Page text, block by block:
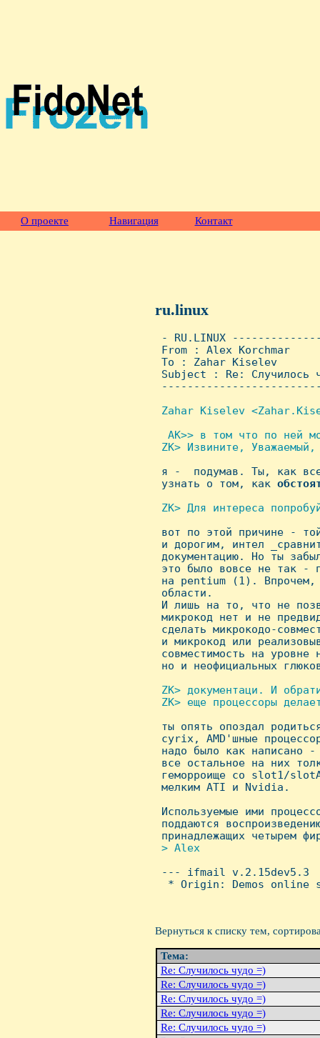
О проекте Навигация Контакт
ru.linux
- RU.LINUX
From : Alex Korchmar
To : Zahar Kiselev
Subject : Re: Случилось
Zahar Kiselev
AK>> в том что по ней
ZK> Извините,
я -  подумав. Ты, как
узнать о том, как
ZK> Для интереса
вот по этой причине -
и дорогим, интел
документацию. Hо ты
это было вовсе не так -
на pentium (1). Впрочем,
области.
И лишь на то, что не
микрокод нет и не
сделать микрокодо-
и микрокод или
совместимость на уровне
но и неофициальных
ZK> документаци. И
ZK> еще процессоры
ты опять опоздал
cyrix, AMD'шные
надо было как написано
все остальное на них
геморроище со slot1/slotA
мелким ATI и Nvidia.
Используемые ими
поддаются
принадлежащих четырем
> Alex
--- ifmail v.2.15dev5.3
* Origin: Demos online
Вернуться к списку тем,
Тема:
Re: Случилось чудо =)
Re: Случилось чудо =)
Re: Случилось чудо =)
Re: Случилось чудо =)
Re: Случилось чудо =)